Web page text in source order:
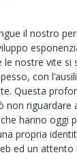
il nostro
le nostre vite si
con
Questa
non riguardare
hanno oggi
propria
ed un attento